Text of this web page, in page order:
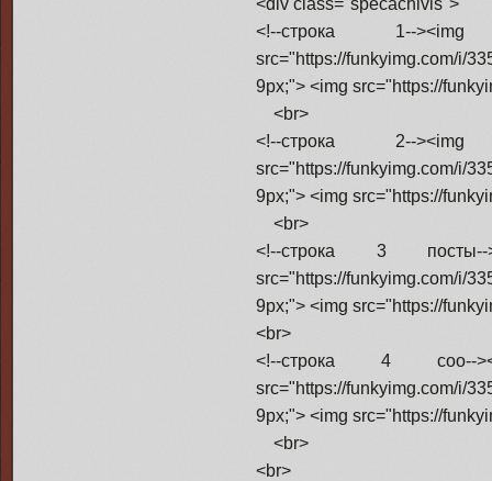
<!--строка 1--><img
src="https://funkyimg.com/i/
9px;"> <img src="https://
<br>
<!--строка 2--><img
src="https://funkyimg.com/i/
9px;"> <img src="https://
<br>
<!--строка 3 посты--
src="https://funkyimg.com/i/
9px;"> <img src="https://
<br>
<!--строка 4 соо--
src="https://funkyimg.com/i/
9px;"> <img src="https://
<br>
<br>